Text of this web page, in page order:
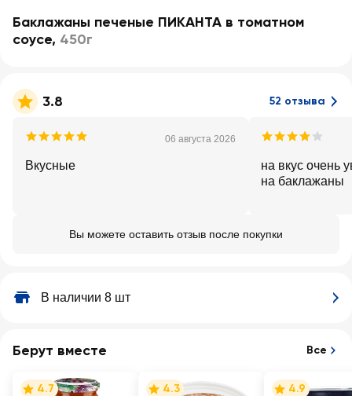
Баклажаны печеные ПИКАНТА в томатном
соусе, 450г
3.8 52 отзыва
06 августа 2026
Вкусные
на вкус очень
на баклажаны
Вы можете оставить отзыв после покупки
В наличии 8 шт
Берут вместе Все
4.7 4.3 4.9